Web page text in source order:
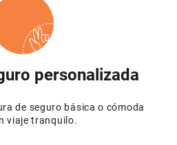
personalizada
de seguro básica o cómoda
viaje tranquilo.